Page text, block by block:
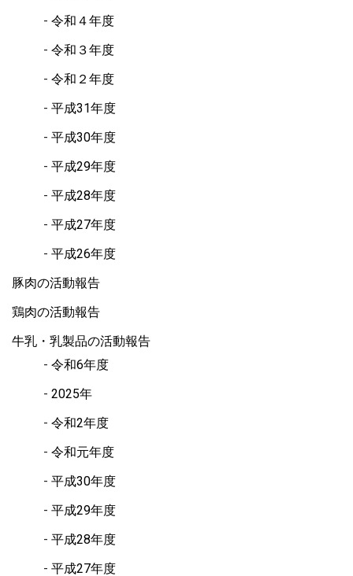
令和４年度
令和３年度
令和２年度
平成31年度
平成30年度
平成29年度
平成28年度
平成27年度
平成26年度
豚肉の活動報告
鶏肉の活動報告
牛乳・乳製品の活動報告
令和6年度
2025年
令和2年度
令和元年度
平成30年度
平成29年度
平成28年度
平成27年度